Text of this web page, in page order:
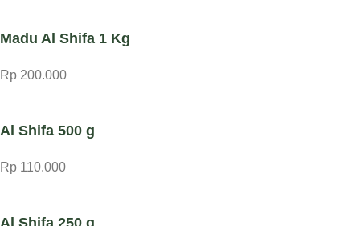
Madu Al Shifa 1 Kg
Rp 200.000
Al Shifa 500 g
Rp 110.000